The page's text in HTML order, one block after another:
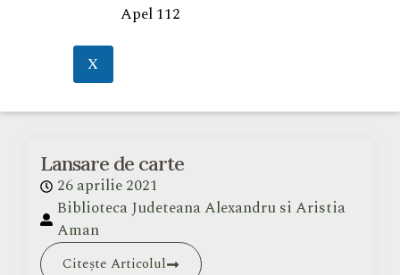
Apel 112
X
Lansare de carte
26 aprilie 2021
Biblioteca Judeteana Alexandru si Aristia
Aman
Citește Articolul